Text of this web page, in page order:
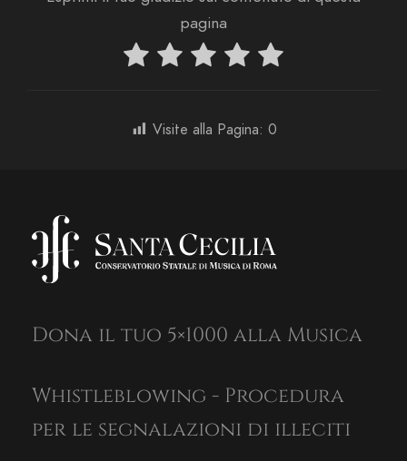
pagina
Visite alla Pagina: 0
Dona il tuo 5×1000 alla Musica
Whistleblowing - Procedura
per le segnalazioni di illeciti